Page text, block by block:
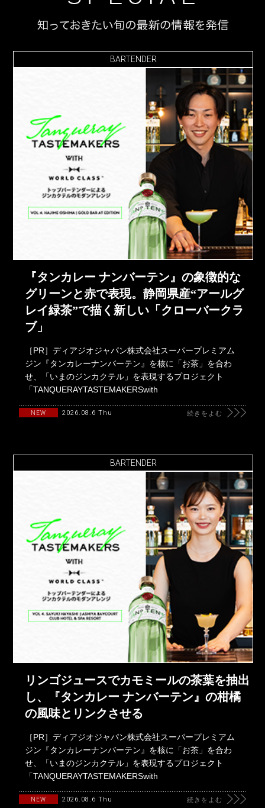
BARTENDER
『タンカレー ナンバーテン』の象徴的な
グリーンと赤で表現。静岡県産“アールグ
レイ緑茶”で描く新しい「クローバークラ
ブ」
［PR］ディアジオジャパン株式会社スーパープレミアム
ジン『タンカレーナンバーテン』を核に「お茶」を合わ
せ、「いまのジンカクテル」を表現するプロジェクト
「TANQUERAYTASTEMAKERSwith
NEW 2026.08.6 Thu 続きをよむ
BARTENDER
リンゴジュースでカモミールの茶葉を抽出
し、『タンカレー ナンバーテン』の柑橘
の風味とリンクさせる
［PR］ディアジオジャパン株式会社スーパープレミアム
ジン『タンカレーナンバーテン』を核に「お茶」を合わ
せ、「いまのジンカクテル」を表現するプロジェクト
「TANQUERAYTASTEMAKERSwith
NEW 2026.08.6 Thu 続きをよむ